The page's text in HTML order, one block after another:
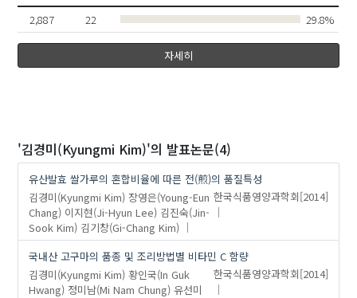
2,887
22 29.8%
자세히
'김경미(Kyungmi Kim)'의 발표논문(4)
유산발효 쌀가루의 혼합비율에 따른 전(煎)의 품질특성
김경미(Kyungmi Kim) 장영은(Young-Eun
Chang) 이지현(Ji-Hyun Lee) 김진숙(Jin-
Sook Kim) 김기창(Gi-Chang Kim)
한국식품영양과학회[2014]
국내산 고구마의 품종 및 조리방법별 비타민 C 함량
김경미(Kyungmi Kim) 황인국(In Guk
Hwang) 정미남(Mi Nam Chung) 유선미
한국식품영양과학회[2014]